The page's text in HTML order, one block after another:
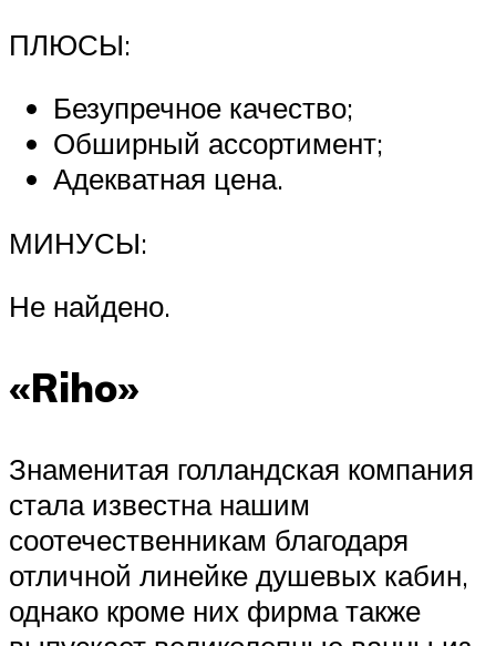
ПЛЮСЫ:
Безупречное качество;
Обширный ассортимент;
Адекватная цена.
МИНУСЫ:
Не найдено.
«Riho»
Знаменитая голландская компания
стала известна нашим
соотечественникам благодаря
отличной линейке душевых кабин,
однако кроме них фирма также